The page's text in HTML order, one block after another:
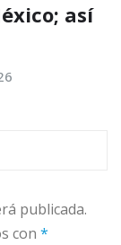
así
publicada.
con *